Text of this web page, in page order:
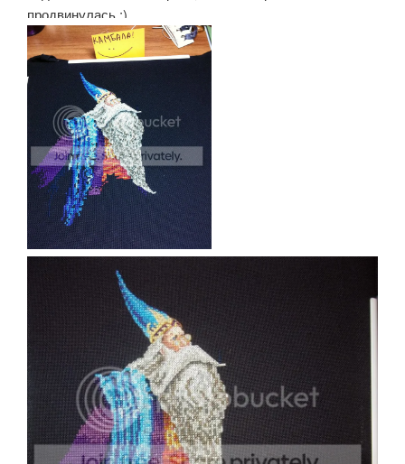
продвинулась :)